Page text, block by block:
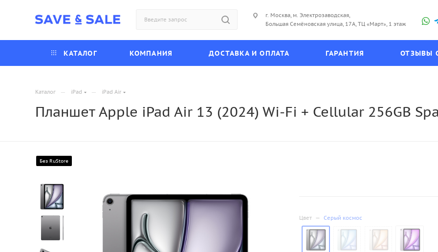
г. Москва, м. Электрозаводская,
Большая Семёновская улица, 17А, ТЦ «Март», 1 этаж
КАТАЛОГ КОМПАНИЯ ДОСТАВКА И ОПЛАТА ГАРАНТИЯ ОТЗЫВЫ
Каталог — iPad — iPad Air
Планшет Apple iPad Air 13 (2024) Wi-Fi + Cellular 256GB
Без RuStore
Цвет — Серый космос